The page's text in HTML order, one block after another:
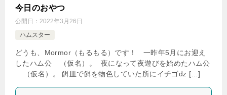
今日のおやつ
公開日： 2022年3月26日
ハムスター
どうも、Mormor（もるもる）です！ 一昨年5月にお迎え
したハム公
（仮名）。 夜になって夜遊びを始めたハム公
（仮名）。 餌皿で餌を物色していた所にイチゴǳ […]